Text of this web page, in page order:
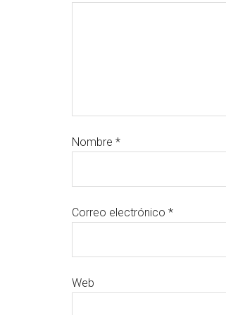
Nombre *
Correo electrónico *
Web